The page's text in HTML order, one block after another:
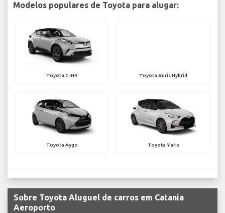
Modelos populares de Toyota para alugar:
Toyota C-HR Toyota Auris Hybrid
Toyota Aygo Toyota Yaris
Sobre Toyota Aluguel de carros em Catania
Aeroporto